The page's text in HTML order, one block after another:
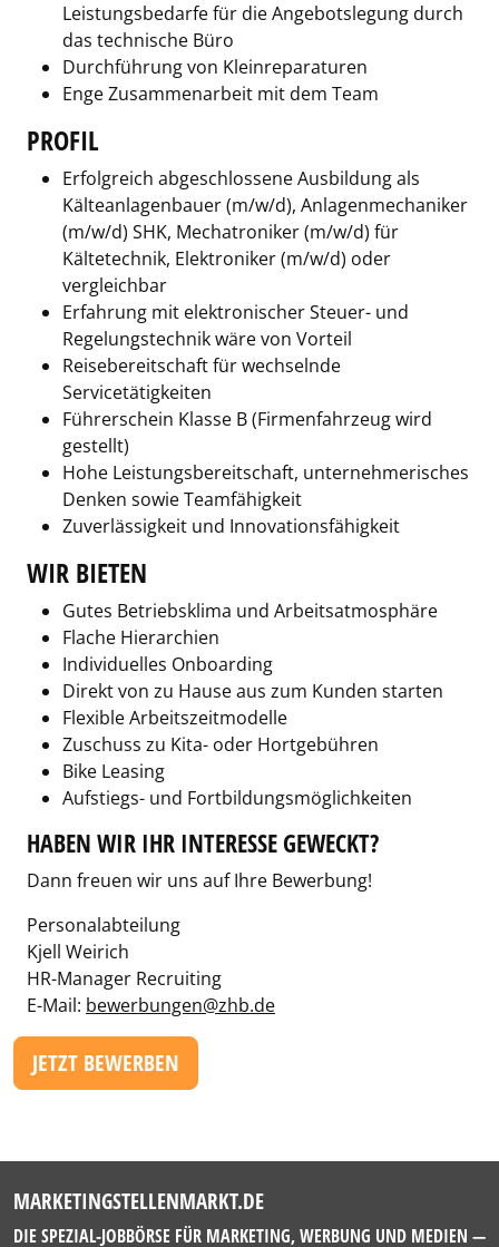
Leistungsbedarfe für die Angebotslegung durch
das technische Büro
Durchführung von Kleinreparaturen
Enge Zusammenarbeit mit dem Team
PROFIL
Erfolgreich abgeschlossene Ausbildung als
Kälteanlagenbauer (m/w/d), Anlagenmechaniker
(m/w/d) SHK, Mechatroniker (m/w/d) für
Kältetechnik, Elektroniker (m/w/d) oder
vergleichbar
Erfahrung mit elektronischer Steuer- und
Regelungstechnik wäre von Vorteil
Reisebereitschaft für wechselnde
Servicetätigkeiten
Führerschein Klasse B (Firmenfahrzeug wird
gestellt)
Hohe Leistungsbereitschaft, unternehmerisches
Denken sowie Teamfähigkeit
Zuverlässigkeit und Innovationsfähigkeit
WIR BIETEN
Gutes Betriebsklima und Arbeitsatmosphäre
Flache Hierarchien
Individuelles Onboarding
Direkt von zu Hause aus zum Kunden starten
Flexible Arbeitszeitmodelle
Zuschuss zu Kita- oder Hortgebühren
Bike Leasing
Aufstiegs- und Fortbildungsmöglichkeiten
HABEN WIR IHR INTERESSE GEWECKT?
Dann freuen wir uns auf Ihre Bewerbung!
Personalabteilung
Kjell Weirich
HR-Manager Recruiting
E-Mail: bewerbungen@zhb.de
JETZT BEWERBEN
MARKETINGSTELLENMARKT.DE
DIE SPEZIAL-JOBBÖRSE FÜR MARKETING, WERBUNG UND MEDIEN —